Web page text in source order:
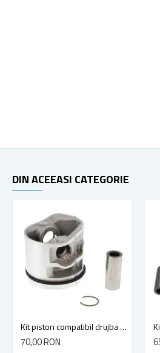
DIN ACEEASI CATEGORIE
Kit piston compatibil drujba Stihl MS 180 2-MIX, 38mm
70,00 RON